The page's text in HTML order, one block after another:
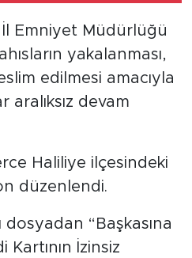
Emniyet Müdürlüğü
yakalanması,
edilmesi amacıyla
devam
Haliliye ilçesindeki
düzenlendi.
“Başkasına
İzinsiz